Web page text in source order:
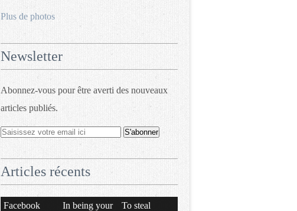
Plus de photos
Newsletter
Abonnez-vous pour être averti des nouveaux
articles publiés.
Articles récents
Facebook
In being your
To steal